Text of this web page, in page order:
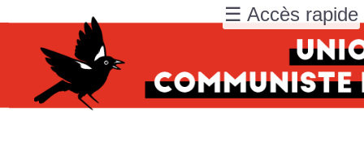
☰ Accès rapide